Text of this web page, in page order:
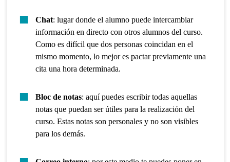
Chat: lugar donde el alumno puede intercambiar
información en directo con otros alumnos del curso.
Como es difícil que dos personas coincidan en el
mismo momento, lo mejor es pactar previamente una
cita una hora determinada.
Bloc de notas: aquí puedes escribir todas aquellas
notas que puedan ser útiles para la realización del
curso. Estas notas son personales y no son visibles
para los demás.